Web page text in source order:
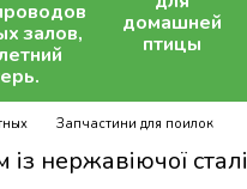
залов,
домашней
птицы
Запчастини для поилок
нержавіючої сталі